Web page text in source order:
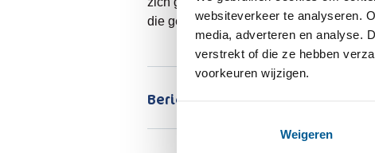
websiteverkeer te analyseren.
media, adverteren en analyse.
verstrekt of die ze hebben
voorkeuren wijzigen.
Weigeren
die geholpen wordt met boodschappen
Bericht delen: